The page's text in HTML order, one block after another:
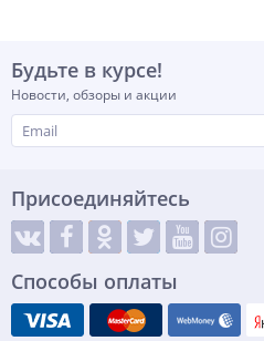
Будьте в курсе!
Новости, обзоры и акции
Присоединяйтесь
Способы оплаты